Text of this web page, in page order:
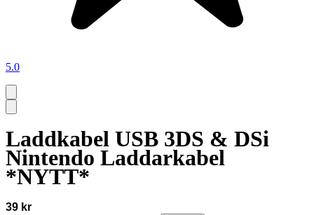
5.0
Laddkabel USB 3DS & DSi
Nintendo Laddarkabel
*NYTT*
39 kr